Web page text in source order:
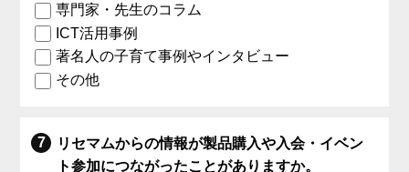
専門家・先生のコラム
ICT活用事例
著名人の子育て事例やインタビュー
その他
リセマムからの情報が製品購入や入会・イベン
ト参加につながったことがありますか。